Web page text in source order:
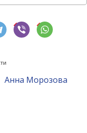
Анна Морозова